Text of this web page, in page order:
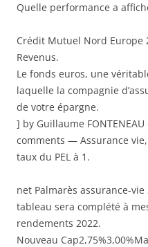
Quelle performance a
Crédit Mutuel Nord Europe
Revenus.
Le fonds euros, une
laquelle la compagnie
de votre épargne.
] by Guillaume
comments — Assurance
taux du PEL à 1.
net Palmarès assurance-
tableau sera complété à
rendements 2022.
Nouveau